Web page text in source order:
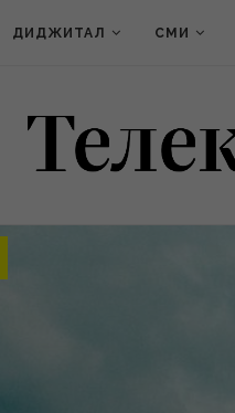
ДИДЖИТАЛ СМИ